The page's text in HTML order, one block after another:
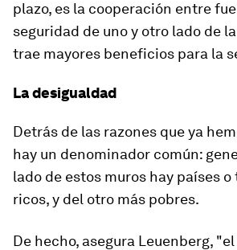
plazo, es la cooperación entre
seguridad de uno y otro lado de
trae mayores beneficios para la
La desigualdad
Detrás de las razones que ya
hay un denominador común:
lado de estos muros hay países
ricos, y del otro más pobres.
De hecho, asegura Leuenberg,